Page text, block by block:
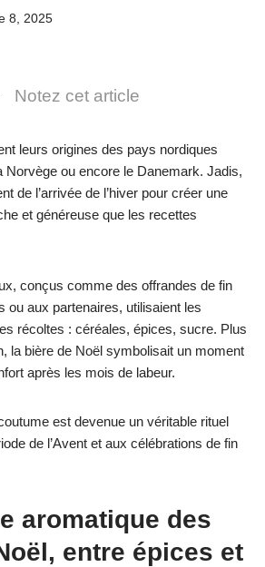
8, 2025
Notez cet article
leurs origines des pays nordiques
Norvège ou encore le Danemark. Jadis,
de l’arrivée de l’hiver pour créer une
et généreuse que les recettes
conçus comme des offrandes de fin
ou aux partenaires, utilisaient les
récoltes : céréales, épices, sucre. Plus
la bière de Noël symbolisait un moment
après les mois de labeur.
est devenue un véritable rituel
de l’Avent et aux célébrations de fin
aromatique des
entre épices et